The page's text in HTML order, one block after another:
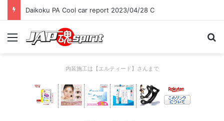
Daikoku PA Cool car report 2023/04/28 C
Menu
内装施工は【エルティード】さんまで